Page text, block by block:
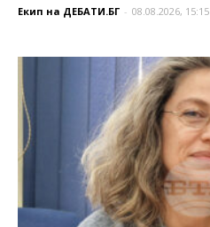
Екип на ДЕБАТИ.БГ - 08.08.2026, 15:15